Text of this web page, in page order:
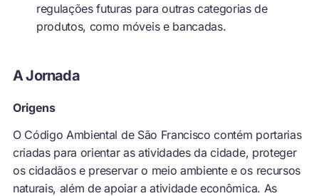
regulações futuras para outras categorias de
produtos, como móveis e bancadas.
A Jornada
Origens
O Código Ambiental de São Francisco contém portarias
criadas para orientar as atividades da cidade, proteger
os cidadãos e preservar o meio ambiente e os recursos
naturais, além de apoiar a atividade econômica. As